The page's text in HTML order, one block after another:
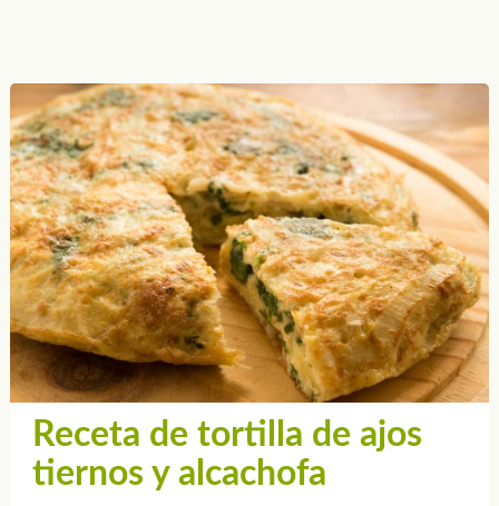
Receta de tortilla de ajos
tiernos y alcachofa